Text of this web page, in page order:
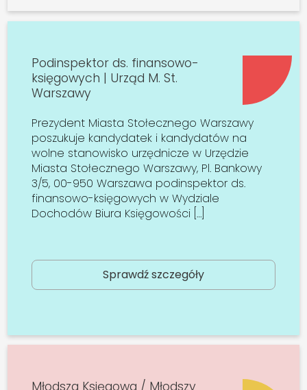
Podinspektor ds. finansowo-
księgowych | Urząd M. St.
Warszawy
Prezydent Miasta Stołecznego Warszawy
poszukuje kandydatek i kandydatów na
wolne stanowisko urzędnicze w Urzędzie
Miasta Stołecznego Warszawy, Pl. Bankowy
3/5, 00-950 Warszawa podinspektor ds.
finansowo-księgowych w Wydziale
Dochodów Biura Księgowości […]
Sprawdź szczegóły